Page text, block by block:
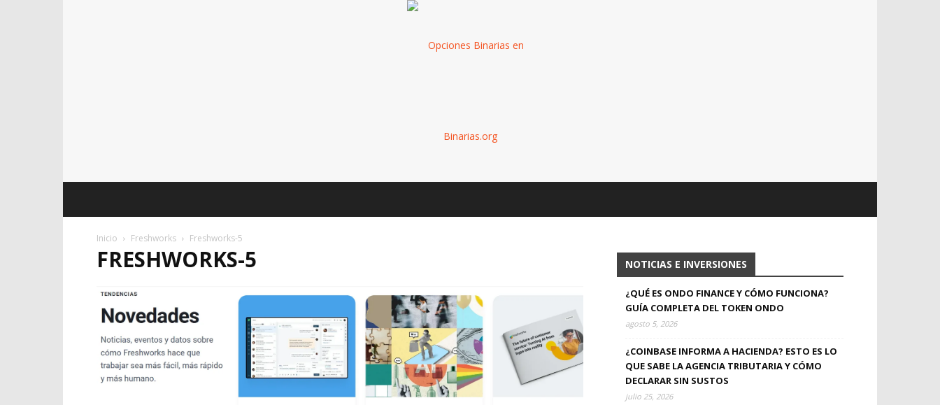
Inicio Freshworks Freshworks-5
FRESHWORKS-5 NOTICIAS E INVERSIONES
¿QUÉ ES ONDO FINANCE Y CÓMO FUNCIONA?
GUÍA COMPLETA DEL TOKEN ONDO
agosto 5, 2026
¿COINBASE INFORMA A HACIENDA? ESTO ES LO
QUE SABE LA AGENCIA TRIBUTARIA Y CÓMO
DECLARAR SIN SUSTOS
julio 25, 2026